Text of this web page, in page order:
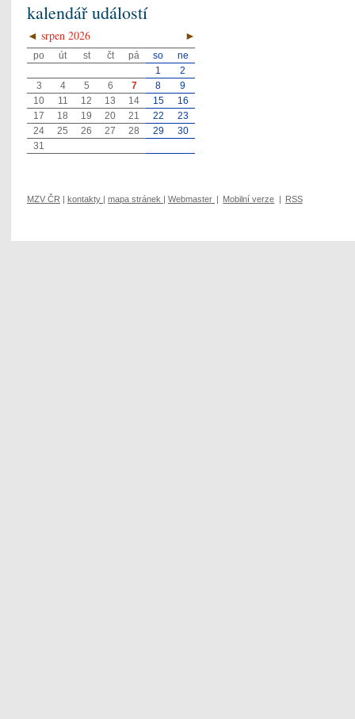
kalendář událostí
◄ ►
srpen 2026
po út st čt pá so
ne
1
2
3
4 5 6 7 8
9
10
11 12 13 14 15
16
17
18 19 20 21 22
23
24
25 26 27 28 29
30
31
MZV ČR kontakty mapa stránek Webmaster Mobilní verze RSS